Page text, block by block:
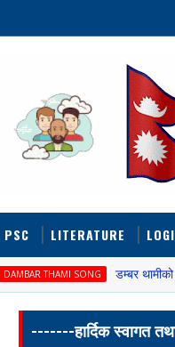
LITERATURE
SONG डम्बर थामीको नयाँ गीत
-------हार्दिक स्वागत